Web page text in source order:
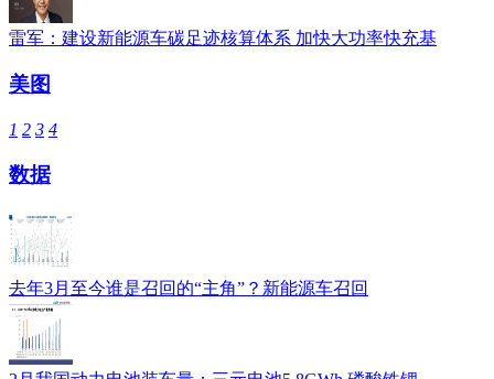
雷军：建设新能源车碳足迹核算体系 加快大功率快充基
美图
1 2 3 4
数据
去年3月至今谁是召回的“主角”？新能源车召回